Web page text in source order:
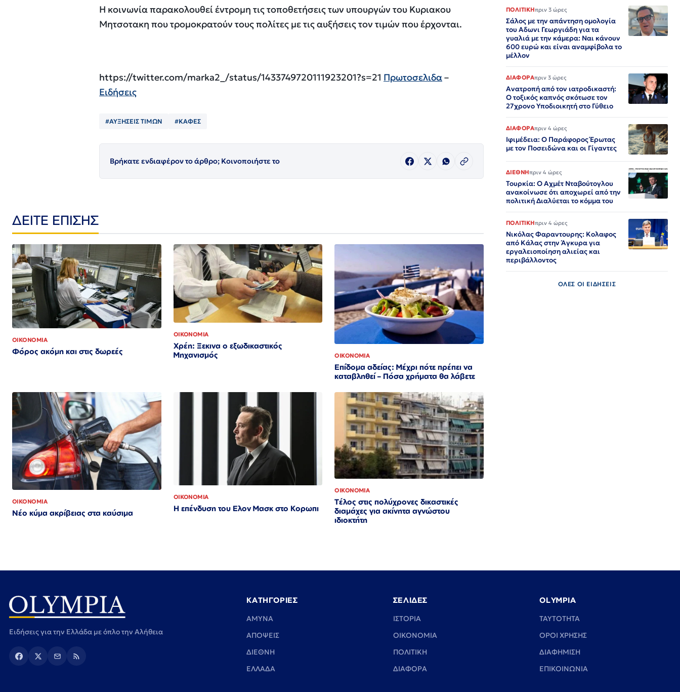
Η κοινωνία παρακολουθεί έντρομη τις τοποθετήσεις των υπουργών του Κυριακου
Μητσοτακη που τρομοκρατούν τους πολίτες με τις αυξήσεις τον τιμών που έρχονται.
https://twitter.com/marka2_/status/1433749720111923201?s=21 Πρωτοσελιδα–
Ειδήσεις
#ΑΥΞΗΣΕΙΣ ΤΙΜΩΝ #ΚΑΦΕΣ
Βρήκατε ενδιαφέρον το άρθρο; Κοινοποιήστε το
ΔΕΙΤΕ ΕΠΙΣΗΣ
ΟΙΚΟΝΟΜΙΑ
Φόρος ακόμη και στις δωρεές
ΟΙΚΟΝΟΜΙΑ
Χρέη: Ξεκινα ο εξωδικαστικός
Μηχανισμός
ΟΙΚΟΝΟΜΙΑ
Επίδομα αδείας: Μέχρι πότε πρέπει να
καταβληθεί – Πόσα χρήματα θα λάβετε
ΟΙΚΟΝΟΜΙΑ
Νέο κύμα ακρίβειας στα καύσιμα
ΟΙΚΟΝΟΜΙΑ
Η επένδυση του Ελον Μασκ στο Κορωπι
ΟΙΚΟΝΟΜΙΑ
Τέλος στις πολύχρονες δικαστικές
διαμάχες για ακίνητα αγνώστου
ιδιοκτήτη
ΠΟΛΙΤΙΚΗπριν 3 ώρες
Σάλος με την απάντηση ομολογία
του Αδωνι Γεωργιάδη για τα
γυαλιά με την κάμερα: Ναι κάνουν
600 ευρώ και είναι αναμφίβολα το
μέλλον
ΔΙΑΦΟΡΑπριν 3 ώρες
Ανατροπή από τον ιατροδικαστή:
Ο τοξικός καπνός σκότωσε τον
27χρονο Υποδιοικητή στο Γύθειο
ΔΙΑΦΟΡΑπριν 4 ώρες
Ιφιμέδεια: Ο Παράφορος Έρωτας
με τον Ποσειδώνα και οι Γίγαντες
ΔΙΕΘΝΗπριν 4 ώρες
Τουρκία: Ο Αχμέτ Νταβούτογλου
ανακοίνωσε ότι αποχωρεί από την
πολιτική Διαλύεται το κόμμα του
ΠΟΛΙΤΙΚΗπριν 4 ώρες
Νικόλας Φαραντουρης: Κολαφος
από Κάλας στην Άγκυρα για
εργαλειοποίηση αλιείας και
περιβάλλοντος
ΟΛΕΣ ΟΙ ΕΙΔΗΣΕΙΣ
Ειδήσεις για την Ελλάδα με όπλο την Αλήθεια
ΚΑΤΗΓΟΡΙΕΣ
ΑΜΥΝΑ
ΑΠΟΨΕΙΣ
ΔΙΕΘΝΗ
ΕΛΛΑΔΑ
ΣΕΛΙΔΕΣ
ΙΣΤΟΡΙΑ
ΟΙΚΟΝΟΜΙΑ
ΠΟΛΙΤΙΚΗ
ΔΙΑΦΟΡΑ
OLYMPIA
TAYTOTHTA
ΟΡΟΙ ΧΡΗΣΗΣ
ΔΙΑΦΗΜΙΣΗ
ΕΠΙΚΟΙΝΩΝΙΑ